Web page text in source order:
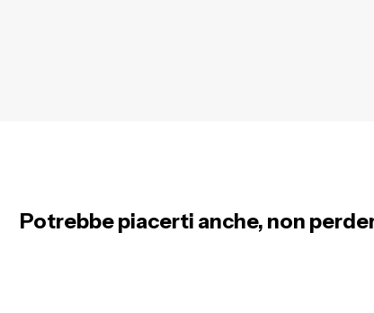
Potrebbe piacerti anche, non